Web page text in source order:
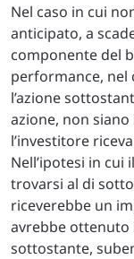
Nel caso in cui
anticipato, a
componente del
performance, nel
l’azione
azione, non
l’investitore
Nell’ipotesi in
trovarsi al di
riceverebbe un
avrebbe ottenuto
sottostante,